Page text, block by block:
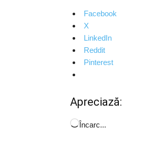
Facebook
X
LinkedIn
Reddit
Pinterest
Apreciază:
Încarc...